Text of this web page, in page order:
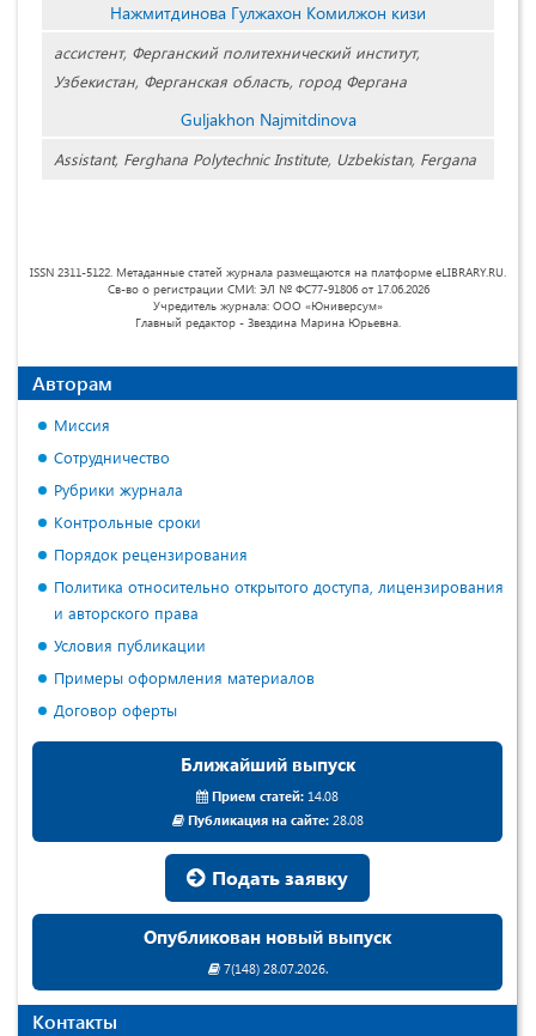
Нажмитдинова Гулжахон Комилжон кизи
ассистент, Ферганский политехнический институт,
Узбекистан, Ферганская область, город Фергана
Guljakhon Najmitdinova
Assistant, Ferghana Polytechnic Institute, Uzbekistan, Fergana
ISSN 2311-5122. Метаданные статей журнала размещаются на платформе eLIBRARY.RU.
Св-во о регистрации СМИ: ЭЛ № ФС77-91806 от 17.06.2026
Учредитель журнала: ООО «Юниверсум»
Главный редактор - Звездина Марина Юрьевна.
Авторам
Миссия
Сотрудничество
Рубрики журнала
Контрольные сроки
Порядок рецензирования
Политика относительно открытого доступа, лицензирования
и авторского права
Условия публикации
Примеры оформления материалов
Договор оферты
Ближайший выпуск
Прием статей: 14.08
Публикация на сайте:28.08
Подать заявку
Опубликован новый выпуск
7(148) 28.07.2026.
Контакты